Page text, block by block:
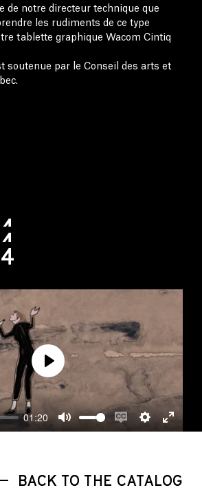
de notre directeur technique que
les rudiments de ce type
tablette graphique Wacom Cintiq
soutenue par le Conseil des arts et
01:20
Mute
EnableSettingsEnter
Play
BACK TO THE CATALOG